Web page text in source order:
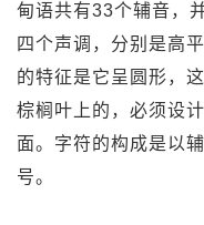
甸语共有33个辅音，
四个声调，分别是高
的特征是它呈圆形，
棕榈叶上的，必须设
面。字符的构成是以
号。